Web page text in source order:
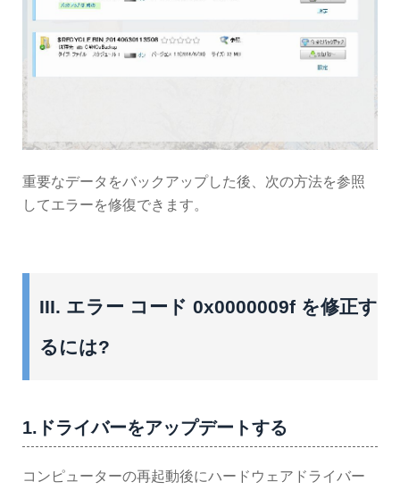
重要なデータをバックアップした後、次の方法を参照
してエラーを修復できます。
III. エラー コード 0x0000009f を修正す
るには?
1.ドライバーをアップデートする
コンピューターの再起動後にハードウェアドライバー